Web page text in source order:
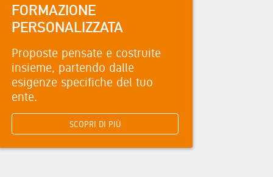
FORMAZIONE
PERSONALIZZATA
Proposte pensate e costruite
insieme, partendo dalle
esigenze specifiche del tuo
ente.
SCOPRI DI PIÙ